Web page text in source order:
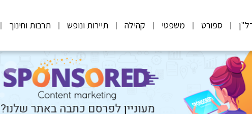
ספורט משפטי קהילה תיירות ונופש תרבות וחינוך